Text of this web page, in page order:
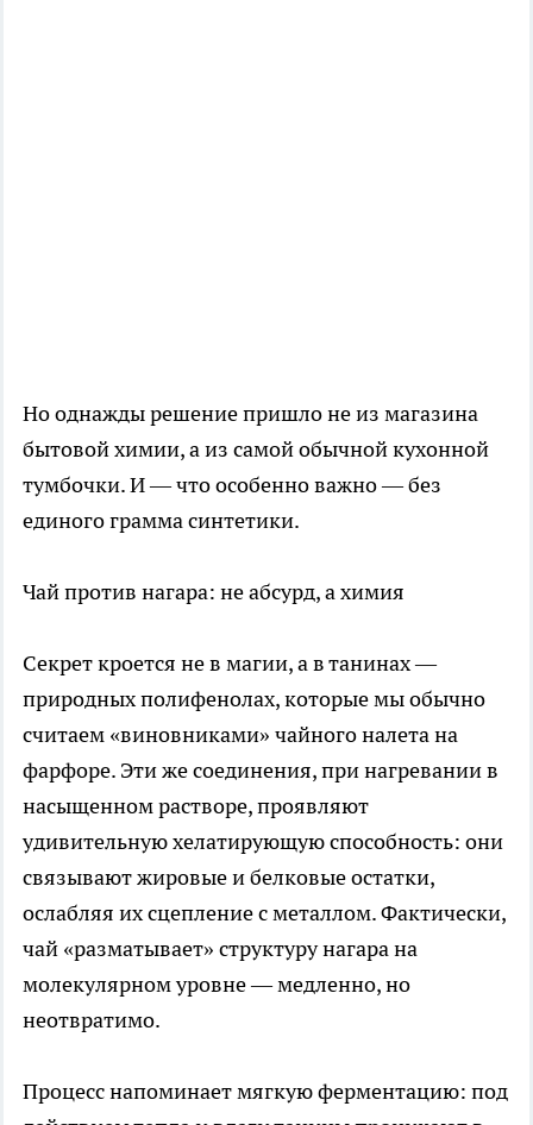
Но однажды решение пришло не из магазина
бытовой химии, а из самой обычной кухонной
тумбочки. И — что особенно важно — без
единого грамма синтетики.
Чай против нагара: не абсурд, а химия
Секрет кроется не в магии, а в танинах —
природных полифенолах, которые мы обычно
считаем «виновниками» чайного налета на
фарфоре. Эти же соединения, при нагревании в
насыщенном растворе, проявляют
удивительную хелатирующую способность: они
связывают жировые и белковые остатки,
ослабляя их сцепление с металлом. Фактически,
чай «разматывает» структуру нагара на
молекулярном уровне — медленно, но
неотвратимо.
Процесс напоминает мягкую ферментацию: под